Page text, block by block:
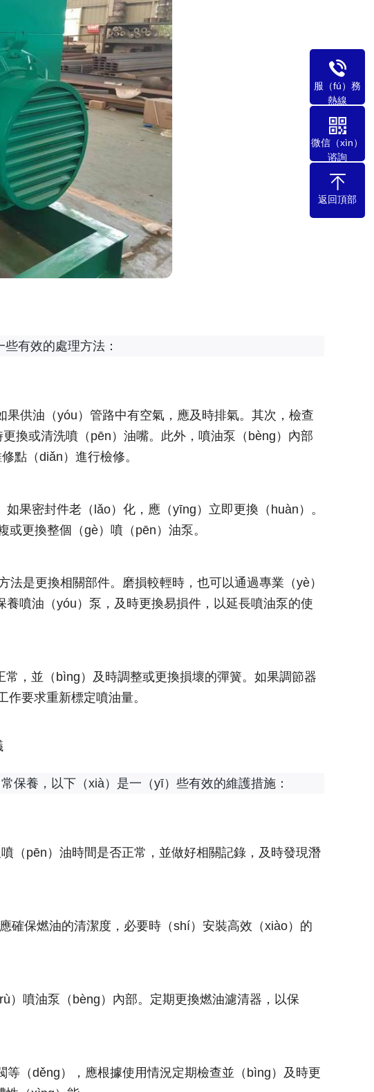
服（fú）務
熱線
微信（xìn）
谘詢
返回頂部
有效的處理方法：
供油（yóu）管路中有空氣，應及時排氣。其次，檢查
換或清洗噴（pēn）油嘴。此外，噴油泵（bèng）內部
點（diǎn）進行檢修。
果密封件老（lǎo）化，應（yīng）立即更換（huàn）。
更換整個（gè）噴（pēn）油泵。
是更換相關部件。磨損較輕時，也可以通過專業（yè）
噴油（yóu）泵，及時更換易損件，以延長噴油泵的使
，並（bìng）及時調整或更換損壞的彈簧。如果調節器
要求重新標定噴油量。
保養，以下（xià）是一（yī）些有效的維護措施：
（pēn）油時間是否正常，並做好相關記錄，及時發現潛
確保燃油的清潔度，必要時（shí）安裝高效（xiào）的
）噴油泵（bèng）內部。定期更換燃油濾清器，以保
（děng），應根據使用情況定期檢查並（bìng）及時更